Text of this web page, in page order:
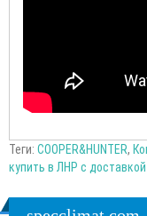
Теги: COOPER&HUNTER,
купить в ЛНР с доставкой